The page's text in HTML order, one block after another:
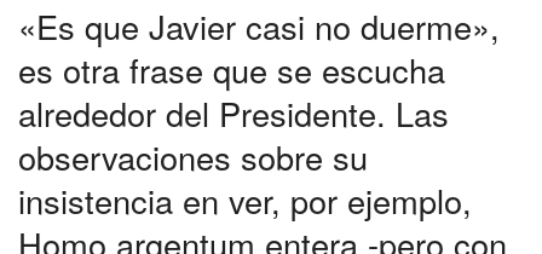
«Es que Javier casi no duerme»,
es otra frase que se escucha
alrededor del Presidente. Las
observaciones sobre su
insistencia en ver, por ejemplo,
Homo argentum entera -pero con